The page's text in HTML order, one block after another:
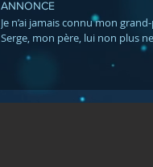
ANNONCE
Je n’ai jamais connu mon
Serge, mon père, lui non plus ne
connu. Je n’ai jamais eu le récit
disparition d’Albert, seulement
sédimenter en moi : gendarme
torturé, déporté, mort en
certitudes et des inconnues
J'ai fait ce film pour assembler